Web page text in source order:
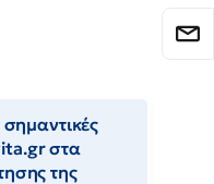
στα
της